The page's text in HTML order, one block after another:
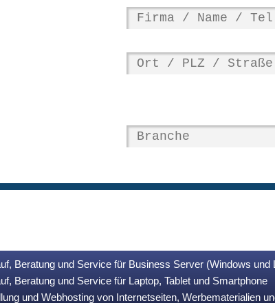
Beratung und Service für Business Server (Windows und
Beratung und Service für Laptop, Tablet und Smartphone
und Webhosting von Internetseiten, Werbematerialien